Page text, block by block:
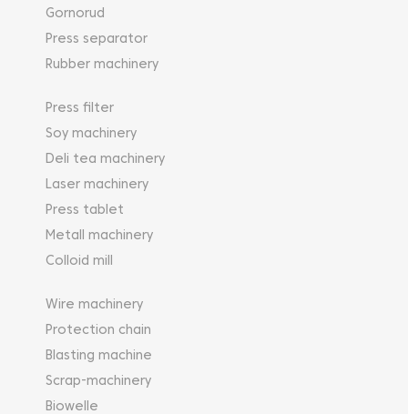
Gornorud
Press separator
Rubber machinery
Press filter
Soy machinery
Deli tea machinery
Laser machinery
Press tablet
Metall machinery
Colloid mill
Wire machinery
Protection chain
Blasting machine
Scrap-machinery
Biowelle